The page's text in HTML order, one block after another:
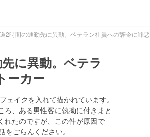
2時間の通勤先に異動。ベテラン社員への辞令に罪
に異動。ベテラ
ーカー
イクを入れて描かれています。
、ある男性客に執拗に付きまと
れたのですが、この件が原因で
ごらんください。